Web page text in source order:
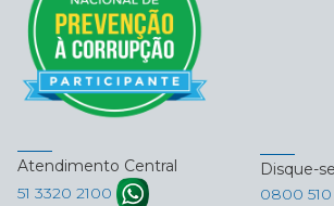
Atendimento Central
51 3320 2100
Disque-
0800 510